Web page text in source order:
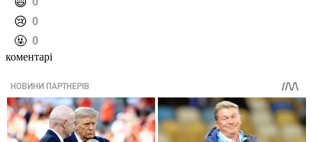
️😢 0
️🤬 0
коментарі